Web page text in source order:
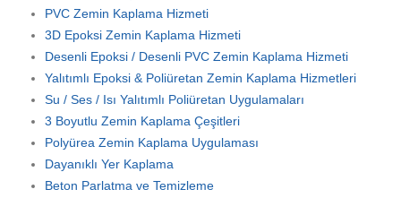
PVC Zemin Kaplama Hizmeti
3D Epoksi Zemin Kaplama Hizmeti
Desenli Epoksi / Desenli PVC Zemin Kaplama Hizmeti
Yalıtımlı Epoksi & Poliüretan Zemin Kaplama Hizmetleri
Su / Ses / Isı Yalıtımlı Poliüretan Uygulamaları
3 Boyutlu Zemin Kaplama Çeşitleri
Polyürea Zemin Kaplama Uygulaması
Dayanıklı Yer Kaplama
Beton Parlatma ve Temizleme